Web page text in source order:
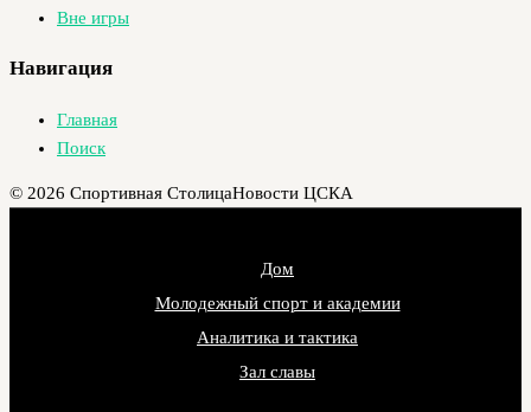
Вне игры
Навигация
Главная
Поиск
© 2026 Спортивная СтолицаНовости ЦСКА
Дом
Молодежный спорт и академии
Аналитика и тактика
Зал славы